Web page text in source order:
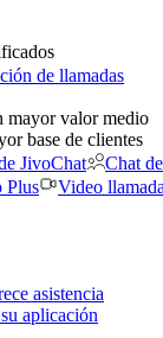
de llamadas
mayor valor medio
base de clientes
JivoChat
Chat
Plus Video
asistencia
aplicación